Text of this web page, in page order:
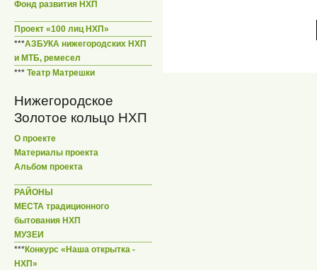
Фонд развития НХП
Проект «100 лиц НХП»
***АЗБУКА нижегородских НХП
и МТБ, ремесел
*** Театр Матрешки
Нижегородское
Золотое кольцо НХП
О проекте
Материалы проекта
Альбом проекта
РАЙОНЫ
МЕСТА традиционного
бытования НХП
МУЗЕИ
***Конкурс «Наша открытка -
НХП»